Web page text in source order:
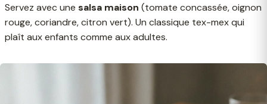
Servez avec une salsa maison (tomate concassée, oignon
rouge, coriandre, citron vert). Un classique tex-mex qui
plaît aux enfants comme aux adultes.